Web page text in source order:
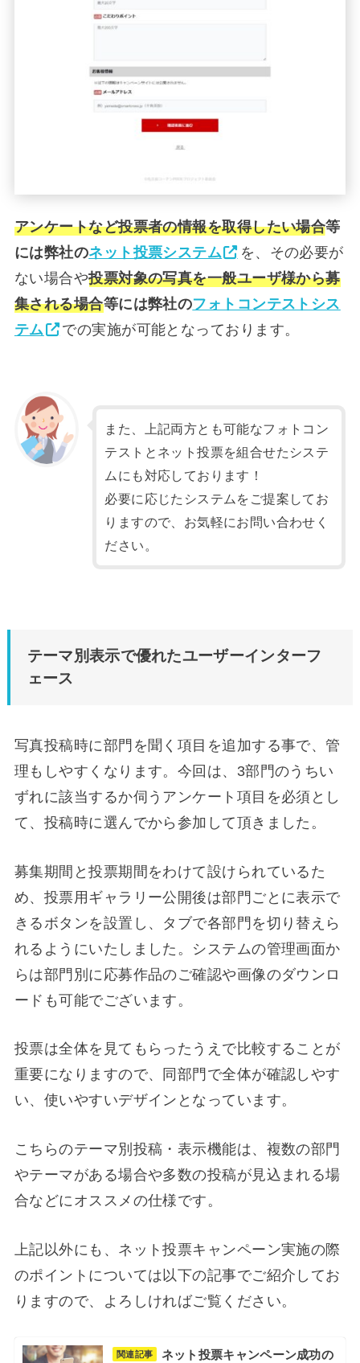
アンケートなど投票者の情報を取得したい場合等
には弊社のネット投票システム
を、その必要が
ない場合や投票対象の写真を一般ユーザ様から募
集される場合等には弊社のフォトコンテストシス
テム
での実施が可能となっております。
また、上記両方とも可能なフォトコン
テストとネット投票を組合せたシステ
ムにも対応しております！
必要に応じたシステムをご提案してお
りますので、お気軽にお問い合わせく
ださい。
テーマ別表示で優れたユーザーインターフ
ェース
写真投稿時に部門を聞く項目を追加する事で、管
理もしやすくなります。今回は、3部門のうちい
ずれに該当するか伺うアンケート項目を必須とし
て、投稿時に選んでから参加して頂きました。
募集期間と投票期間をわけて設けられているた
め、投票用ギャラリー公開後は部門ごとに表示で
きるボタンを設置し、タブで各部門を切り替えら
れるようにいたしました。システムの管理画面か
らは部門別に応募作品のご確認や画像のダウンロ
ードも可能でございます。
投票は全体を見てもらったうえで比較することが
重要になりますので、同部門で全体が確認しやす
い、使いやすいデザインとなっています。
こちらのテーマ別投稿・表示機能は、複数の部門
やテーマがある場合や多数の投稿が見込まれる場
合などにオススメの仕様です。
上記以外にも、ネット投票キャンペーン実施の際
のポイントについては以下の記事でご紹介してお
りますので、よろしければご覧ください。
関連記事 ネット投票キャンペーン成功の